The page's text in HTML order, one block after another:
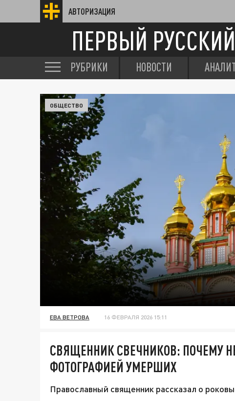
АВТОРИЗАЦИЯ
ПЕРВЫЙ РУССКИЙ
РУБРИКИ НОВОСТИ
ОБЩЕСТВО
ЕВА ВЕТРОВА 16 ФЕВРАЛЯ 2026 15:11
СВЯЩЕННИК СВЕЧНИКОВ: ПОЧЕМУ
ФОТОГРАФИЕЙ УМЕРШИХ
Православный священник рассказал о